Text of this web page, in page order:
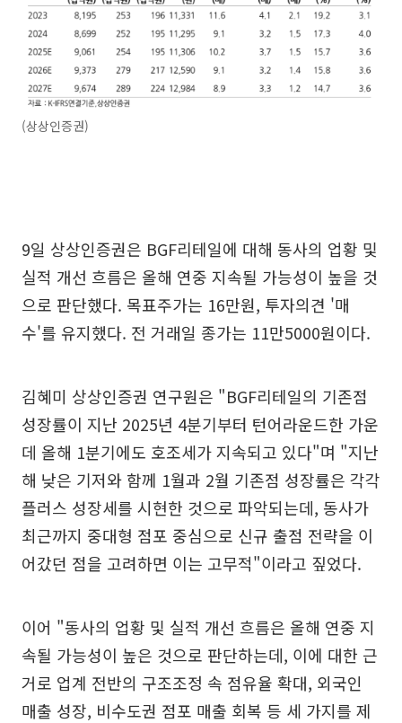
(상상인증권)
9일 상상인증권은 BGF리테일에 대해 동사의 업황 및
실적 개선 흐름은 올해 연중 지속될 가능성이 높을 것
으로 판단했다. 목표주가는 16만원, 투자의견 '매
수'를 유지했다. 전 거래일 종가는 11만5000원이다.
김혜미 상상인증권 연구원은 "BGF리테일의 기존점
성장률이 지난 2025년 4분기부터 턴어라운드한 가운
데 올해 1분기에도 호조세가 지속되고 있다"며 "지난
해 낮은 기저와 함께 1월과 2월 기존점 성장률은 각각
플러스 성장세를 시현한 것으로 파악되는데, 동사가
최근까지 중대형 점포 중심으로 신규 출점 전략을 이
어갔던 점을 고려하면 이는 고무적"이라고 짚었다.
이어 "동사의 업황 및 실적 개선 흐름은 올해 연중 지
속될 가능성이 높은 것으로 판단하는데, 이에 대한 근
거로 업계 전반의 구조조정 속 점유율 확대, 외국인
매출 성장, 비수도권 점포 매출 회복 등 세 가지를 제